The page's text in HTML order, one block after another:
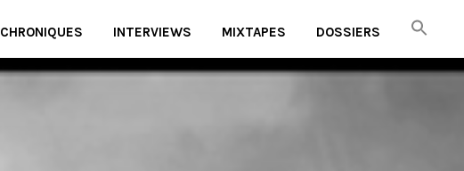
CHRONIQUES INTERVIEWS MIXTAPES DOSSIERS